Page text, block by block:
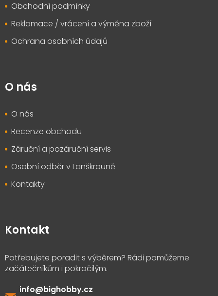
Obchodní podmínky
Reklamace / vrácení a výměna zboží
Ochrana osobních údajů
O nás
O nás
Recenze obchodu
Záruční a pozáruční servis
Osobní odběr v Lanškrouně
Kontakty
Kontakt
info@bighobby.cz